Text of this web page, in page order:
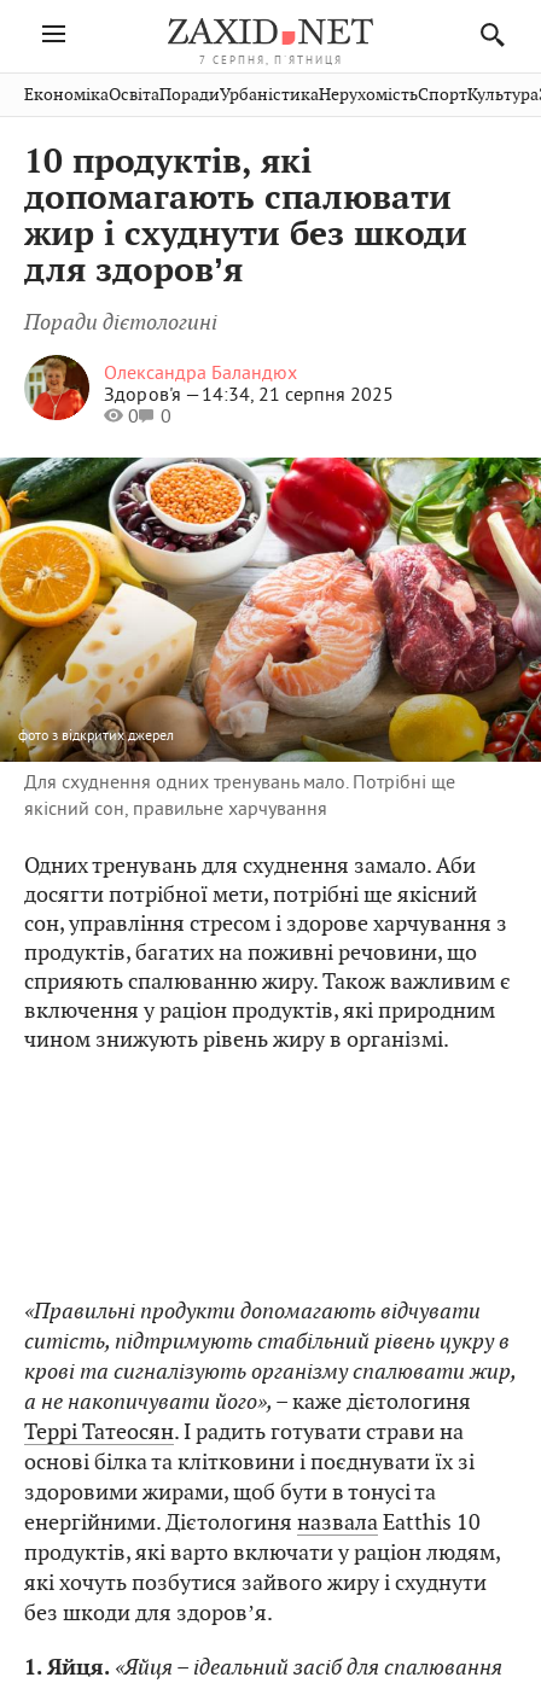
7 СЕРПНЯ, П'ЯТНИЦЯ
Івано-
Франківськ
Волинь
Закарпаття
Рівне
Чернівці
Шептицький
Стрий
Хмельницький
Публікації
Авто СловкоКультура
Кіно
ФотоОсвітаНерухомість
Домашні
тварини
ЕкономікаОсвітаПорадиУрбаністикаНерухомістьСпортКультура
10 продуктів, які
допомагають спалювати
жир і схуднути без шкоди
для здоровʼя
Поради дієтологині
Олександра Баландюх
Здоров'я —14:34, 21 серпня 2025
0
0
фотоз відкритих джерел
Для схуднення одних тренувань мало. Потрібні ще
якісний сон, правильне харчування
Одних тренувань для схуднення замало. Аби
досягти потрібної мети, потрібні ще якісний
сон, управління стресом і здорове харчування з
продуктів, багатих на поживні речовини, що
сприяють спалюванню жиру. Також важливим є
включення у раціон продуктів, які природним
чином знижують рівень жиру в організмі.
«Правильні продукти допомагають відчувати
ситість, підтримують стабільний рівень цукру в
крові та сигналізують організму спалювати жир,
а не накопичувати його», –каже дієтологиня
Террі Татеосян. І радить готувати страви на
основі білка та клітковини і поєднувати їх зі
здоровими жирами, щоб бути в тонусі та
енергійними. Дієтологиня назвалаEatthis 10
продуктів, які варто включати у раціон людям,
які хочуть позбутися зайвого жиру і схуднути
без шкоди для здоровʼя.
1. Яйця. «Яйця – ідеальний засіб для спалювання